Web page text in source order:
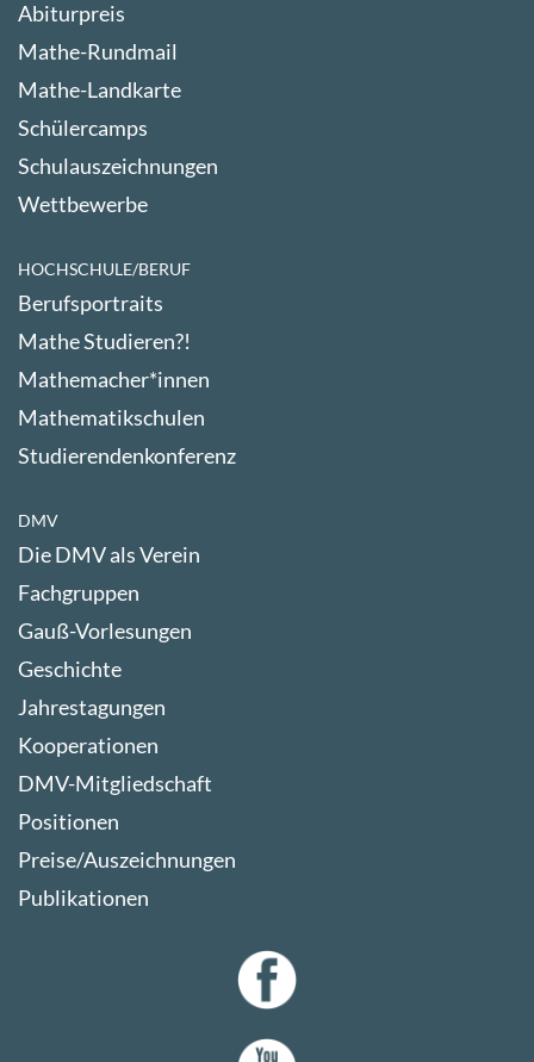
Abiturpreis
Mathe-Rundmail
Mathe-Landkarte
Schülercamps
Schulauszeichnungen
Wettbewerbe
HOCHSCHULE/BERUF
Berufsportraits
Mathe Studieren?!
Mathemacher*innen
Mathematikschulen
Studierendenkonferenz
DMV
Die DMV als Verein
Fachgruppen
Gauß-Vorlesungen
Geschichte
Jahrestagungen
Kooperationen
DMV-Mitgliedschaft
Positionen
Preise/Auszeichnungen
Publikationen